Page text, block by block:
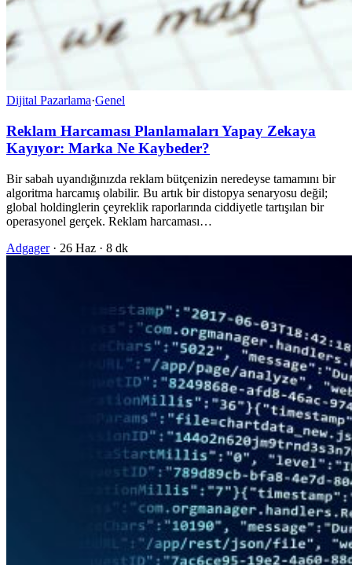
Dijital Pazarlama·Genel
Reklam Harcaması Planlamaları Yapay Zekaya
Kayıyor: Marka Ne Kaybeder?
Bir sabah uyandığınızda reklam bütçenizin neredeyse tamamını bir
algoritma harcamış olabilir. Bu artık bir distopya senaryosu değil;
global holdinglerin çeyreklik raporlarında ciddiyetle tartışılan bir
operasyonel gerçek. Reklam harcaması…
Adgager · 26 Haz · 8 dk